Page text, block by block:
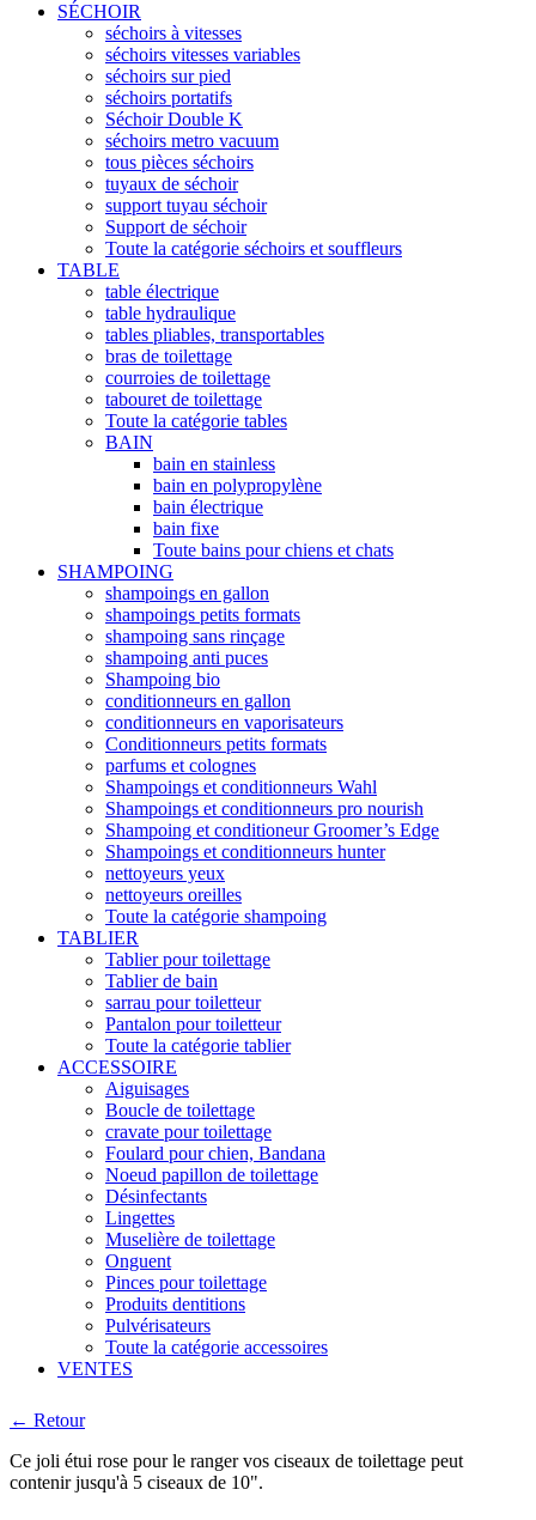
SÉCHOIR
séchoirs à vitesses
séchoirs vitesses variables
séchoirs sur pied
séchoirs portatifs
Séchoir Double K
séchoirs metro vacuum
tous pièces séchoirs
tuyaux de séchoir
support tuyau séchoir
Support de séchoir
Toute la catégorie séchoirs et souffleurs
TABLE
table électrique
table hydraulique
tables pliables, transportables
bras de toilettage
courroies de toilettage
tabouret de toilettage
Toute la catégorie tables
BAIN
bain en stainless
bain en polypropylène
bain électrique
bain fixe
Toute bains pour chiens et chats
SHAMPOING
shampoings en gallon
shampoings petits formats
shampoing sans rinçage
shampoing anti puces
Shampoing bio
conditionneurs en gallon
conditionneurs en vaporisateurs
Conditionneurs petits formats
parfums et colognes
Shampoings et conditionneurs Wahl
Shampoings et conditionneurs pro nourish
Shampoing et conditioneur Groomer’s Edge
Shampoings et conditionneurs hunter
nettoyeurs yeux
nettoyeurs oreilles
Toute la catégorie shampoing
TABLIER
Tablier pour toilettage
Tablier de bain
sarrau pour toiletteur
Pantalon pour toiletteur
Toute la catégorie tablier
ACCESSOIRE
Aiguisages
Boucle de toilettage
cravate pour toilettage
Foulard pour chien, Bandana
Noeud papillon de toilettage
Désinfectants
Lingettes
Muselière de toilettage
Onguent
Pinces pour toilettage
Produits dentitions
Pulvérisateurs
Toute la catégorie accessoires
VENTES
← Retour
Ce joli étui rose pour le ranger vos ciseaux de toilettage peut
contenir jusqu'à 5 ciseaux de 10".